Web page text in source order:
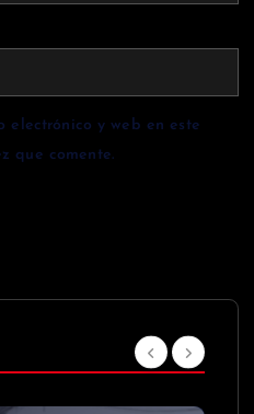
electrónico y web en este
que comente.